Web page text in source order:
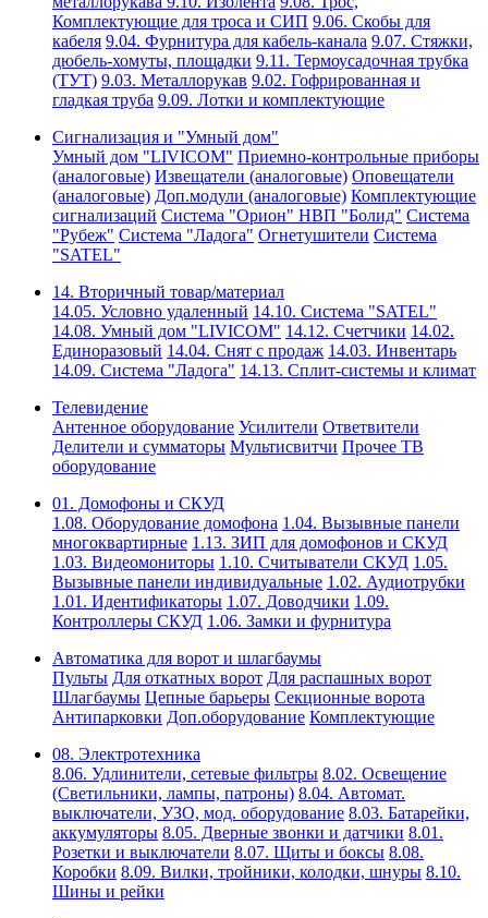
Комплектующие для троса и СИП 9.06. Скобы для
кабеля 9.04. Фурнитура для кабель-канала 9.07. Стяжки,
дюбель-хомуты, площадки 9.11. Термоусадочная трубка
(ТУТ) 9.03. Металлорукав 9.02. Гофрированная и
гладкая труба 9.09. Лотки и комплектующие
Сигнализация и "Умный дом"
Умный дом "LIVICOM" Приемно-контрольные приборы
(аналоговые) Извещатели (аналоговые) Оповещатели
(аналоговые) Доп.модули (аналоговые) Комплектующие
сигнализаций Система "Орион" НВП "Болид" Система
"Рубеж" Система "Ладога" Огнетушители Система
"SATEL"
14. Вторичный товар/материал
14.05. Условно удаленный 14.10. Система "SATEL"
14.08. Умный дом "LIVICOM" 14.12. Счетчики 14.02.
Единоразовый 14.04. Снят с продаж 14.03. Инвентарь
14.09. Система "Ладога" 14.13. Сплит-системы и климат
Телевидение
Антенное оборудование Усилители Ответвители
Делители и сумматоры Мультисвитчи Прочее ТВ
оборудование
01. Домофоны и СКУД
1.08. Оборудование домофона 1.04. Вызывные панели
многоквартирные 1.13. ЗИП для домофонов и СКУД
1.03. Видеомониторы 1.10. Считыватели СКУД 1.05.
Вызывные панели индивидуальные 1.02. Аудиотрубки
1.01. Идентификаторы 1.07. Доводчики 1.09.
Контроллеры СКУД 1.06. Замки и фурнитура
Автоматика для ворот и шлагбаумы
Пульты Для откатных ворот Для распашных ворот
Шлагбаумы Цепные барьеры Секционные ворота
Антипарковки Доп.оборудование Комплектующие
08. Электротехника
8.06. Удлинители, сетевые фильтры 8.02. Освещение
(Светильники, лампы, патроны) 8.04. Автомат.
выключатели, УЗО, мод. оборудование 8.03. Батарейки,
аккумуляторы 8.05. Дверные звонки и датчики 8.01.
Розетки и выключатели 8.07. Щиты и боксы 8.08.
Коробки 8.09. Вилки, тройники, колодки, шнуры 8.10.
Шины и рейки